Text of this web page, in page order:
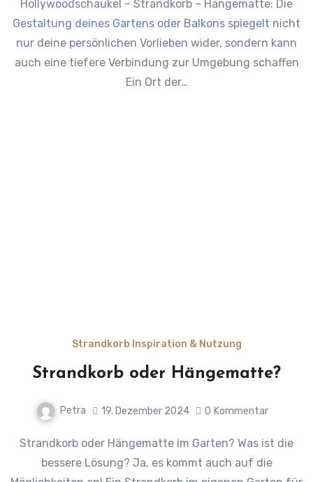
Hollywoodschaukel – Strandkorb – Hängematte: Die
Gestaltung deines Gartens oder Balkons spiegelt nicht
nur deine persönlichen Vorlieben wider, sondern kann
auch eine tiefere Verbindung zur Umgebung schaffen
Ein Ort der…
Strandkorb Inspiration & Nutzung
Strandkorb oder Hängematte?
Petra 19. Dezember 2024 0 Kommentar
Strandkorb oder Hängematte im Garten? Was ist die
bessere Lösung? Ja, es kommt auch auf die